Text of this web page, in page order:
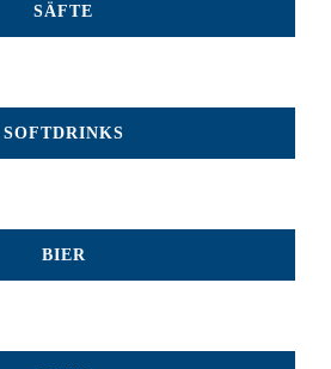
SÄFTE
SOFTDRINKS
BIER